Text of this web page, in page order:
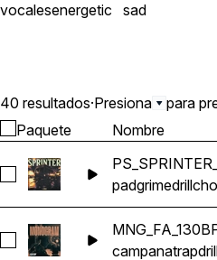
vocalesenergetic sad
40 resultados·Presiona para
Paquete Nombre
Seleccionar
padgrimedrill
Seleccionar
campanatrap